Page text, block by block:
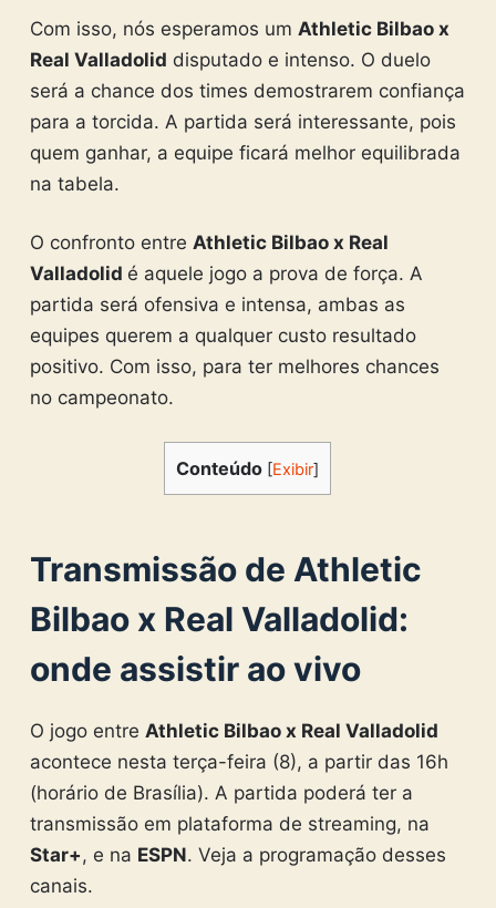
Com isso, nós esperamos um Athletic Bilbao x
Real Valladolid disputado e intenso. O duelo
será a chance dos times demostrarem confiança
para a torcida. A partida será interessante, pois
quem ganhar, a equipe ficará melhor equilibrada
na tabela.
O confronto entre Athletic Bilbao x Real
Valladolid é aquele jogo a prova de força. A
partida será ofensiva e intensa, ambas as
equipes querem a qualquer custo resultado
positivo. Com isso, para ter melhores chances
no campeonato.
Conteúdo [Exibir]
Transmissão de Athletic
Bilbao x Real Valladolid:
onde assistir ao vivo
O jogo entre Athletic Bilbao x Real Valladolid
acontece nesta terça-feira (8), a partir das 16h
(horário de Brasília). A partida poderá ter a
transmissão em plataforma de streaming, na
Star+ , e na ESPN. Veja a programação desses
canais.